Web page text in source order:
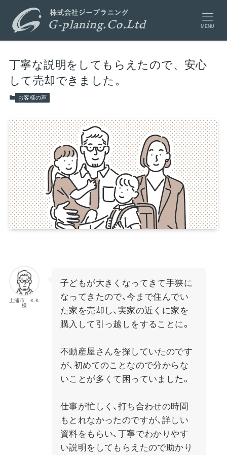
MENU
丁寧な説明をしてもらえたので、安心
して売却できました。
お客様の声
土浦市 K.K
様
子どもが大きくなってきて手狭に
なってきたので、今まで住んでい
た家を売却し、実家の近くに家を
購入して引っ越しをすることに。
不動産屋さんを探していたのです
が、初めてのことなので分からな
いことが多くて困っていました。
仕事が忙しく、打ち合わせの時間
もとれなかったのですが、詳しい
資料をもらい、丁寧でわかりやす
い説明をしてもらえたので助かり